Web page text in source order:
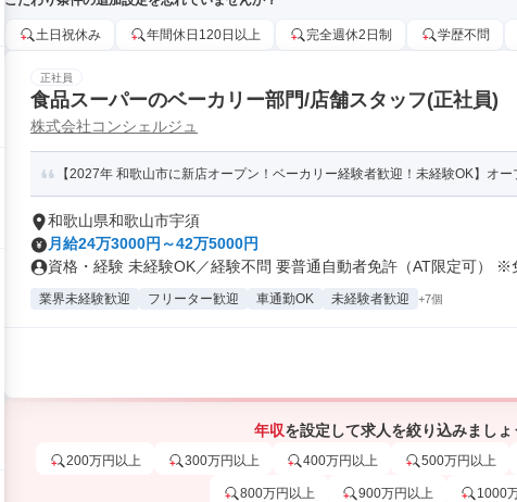
土日祝休み 年間休日120日以上 完全週休2日制 学歴不問
正社員
食品スーパーのベーカリー部門/店舗スタッフ(正社員
株式会社コンシェルジュ
【2027年 和歌山市に新店オープン！ベーカリー経験者歓迎！未経験OK】オ
和歌山県和歌山市宇須
月給24万3000円～42万5000円
資格・経験 未経験OK／経験不問 要普通自動者免許（AT限定可） ※
業界未経験歓迎 フリーター歓迎 車通勤OK 未経験者歓迎 +7個
年収を設定して求人を絞り込みましょ
200万円以上 300万円以上 400万円以上 500万円以上
800万円以上 900万円以上 1000